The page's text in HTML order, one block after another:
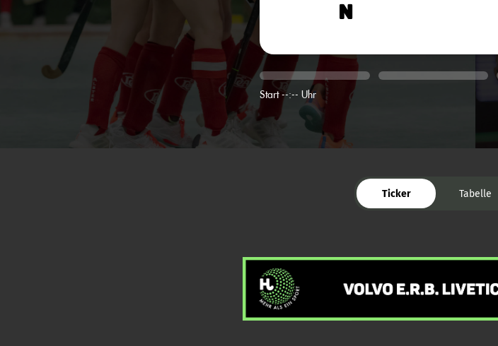
n
Start --:-- Uhr
Ticker Tabelle